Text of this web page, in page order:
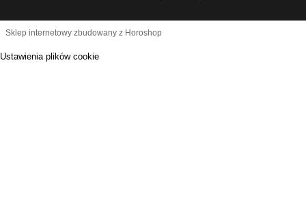
Sklep internetowy zbudowany z Horoshop
Ustawienia plików cookie